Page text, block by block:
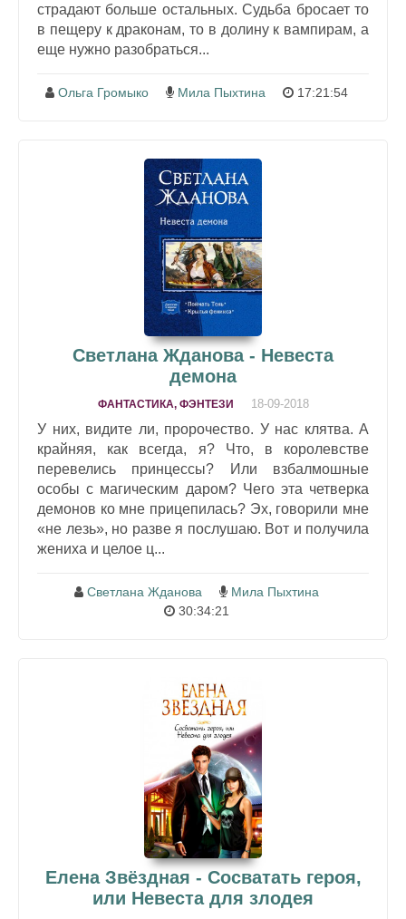
страдают больше остальных. Судьба бросает то
в пещеру к драконам, то в долину к вампирам, а
еще нужно разобраться...
Ольга Громыко Мила Пыхтина 17:21:54
Светлана Жданова - Невеста
демона
ФАНТАСТИКА, ФЭНТЕЗИ 18-09-2018
У них, видите ли, пророчество. У нас клятва. А
крайняя, как всегда, я? Что, в королевстве
перевелись принцессы? Или взбалмошные
особы с магическим даром? Чего эта четверка
демонов ко мне прицепилась? Эх, говорили мне
«не лезь», но разве я послушаю. Вот и получила
жениха и целое ц...
Светлана Жданова
Мила Пыхтина
30:34:21
Елена Звёздная - Сосватать героя,
или Невеста для злодея